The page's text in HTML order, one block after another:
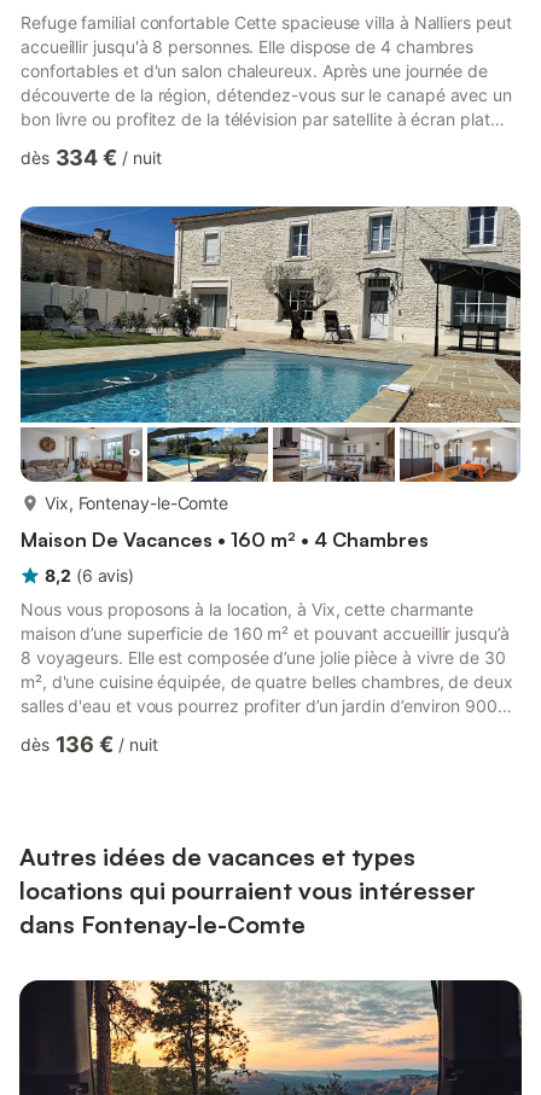
Refuge familial confortable Cette spacieuse villa à Nalliers peut
accueillir jusqu'à 8 personnes. Elle dispose de 4 chambres
confortables et d'un salon chaleureux. Après une journée de
découverte de la région, détendez-vous sur le canapé avec un
bon livre ou profitez de la télévision par satellite à écran plat
de préparer de délicieux repas, que vous pourrez savourer à
plein air sur la terrasse et dans le jardin clos donnant sur la
piscine privée. Piscine privée et ...
dès 334 € / nuit
Vix, Fontenay-le-Comte
Maison De Vacances • 160 m² • 4 Chambres
8,2 (6 avis)
Nous vous proposons à la location, à Vix, cette charmante
maison d’une superficie de 160 m² et pouvant accueillir jusqu’à
8 voyageurs. Elle est composée d’une jolie pièce à vivre de 30
m², d'une cuisine équipée, de quatre belles chambres, de deux
salles d'eau et vous pourrez profiter d’un jardin d’environ 900
septembre). Wifi, draps et serviettes inclus, nous n’attendons
dès 136 € / nuit
Autres idées de vacances et types
locations qui pourraient vous intéresser
dans Fontenay-le-Comte